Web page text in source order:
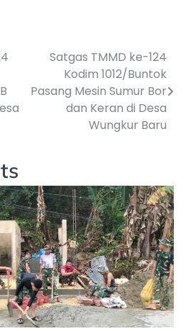
Satgas TMMD ke-124
Kodim 1012/Buntok
Pasang Mesin Sumur Bor
dan Keran di Desa
Wungkur Baru